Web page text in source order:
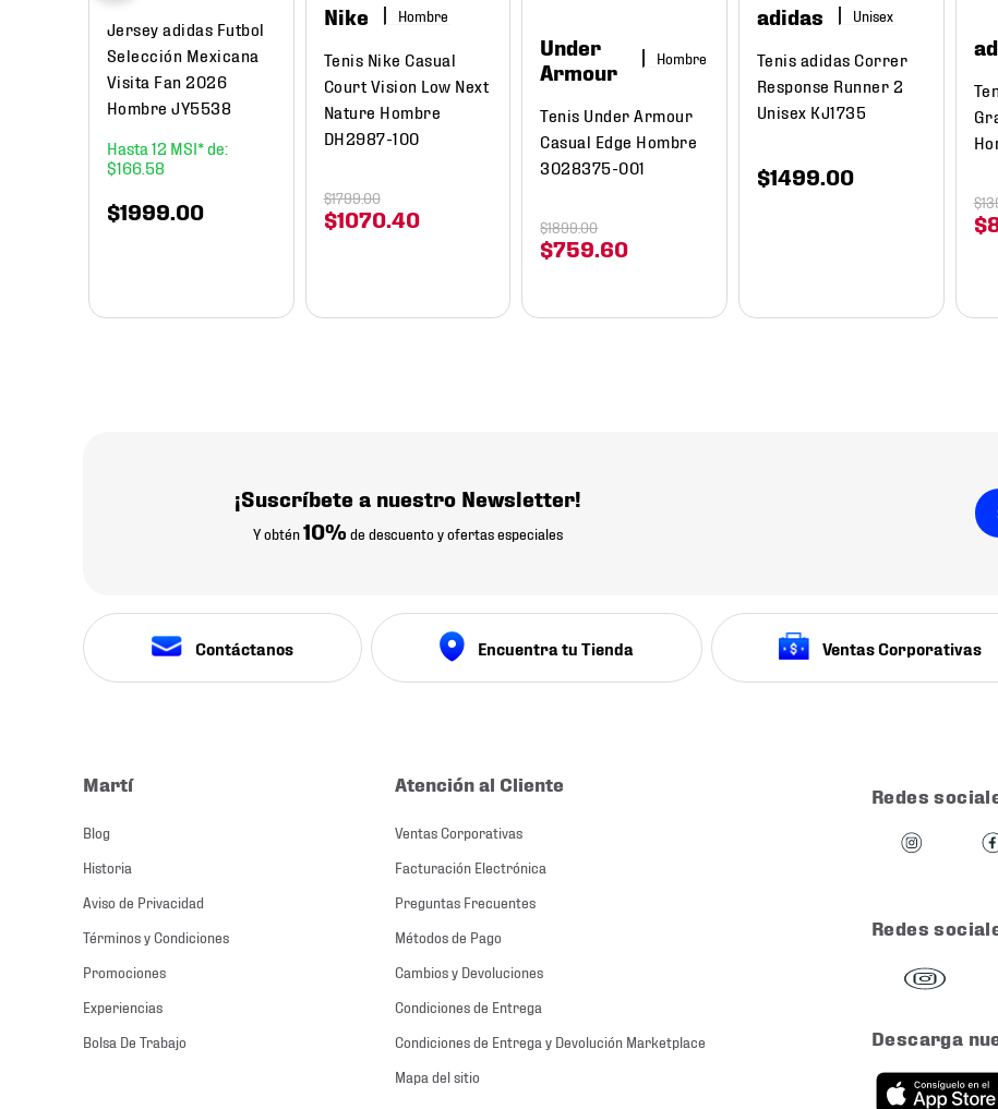
Jersey adidas Futbol
Selección Mexicana
Visita Fan 2026
Hombre JY5538
12
$166. 58
$1999 00
Nike Hombre
Tenis Nike Casual
Court Vision Low Next
Nature Hombre
DH2987-100
$1070. 40
$1799.00
Under
Armour
Hombre
Tenis Under Armour
Casual Edge Hombre
3028375-001
$759 60
$1899.00
adidas
Tenis adidas Correr
Response Runner 2
Unisex KJ1735
$1499 00
$
$
¡Suscríbete a nuestro Newsletter!
Y obtén10% de descuento y ofertas especiales
Contáctanos Encuentra tu Tienda Ventas Corporativas
Martí
Blog
Historia
Aviso de Privacidad
Términos y Condiciones
Promociones
Experiencias
Bolsa De Trabajo
Atención al Cliente
Ventas Corporativas
Facturación Electrónica
Preguntas Frecuentes
Métodos de Pago
Cambios y Devoluciones
Condiciones de Entrega
Condiciones de Entrega y Devolución Marketplace
Mapa del sitio
Redes
Redes
Descarga